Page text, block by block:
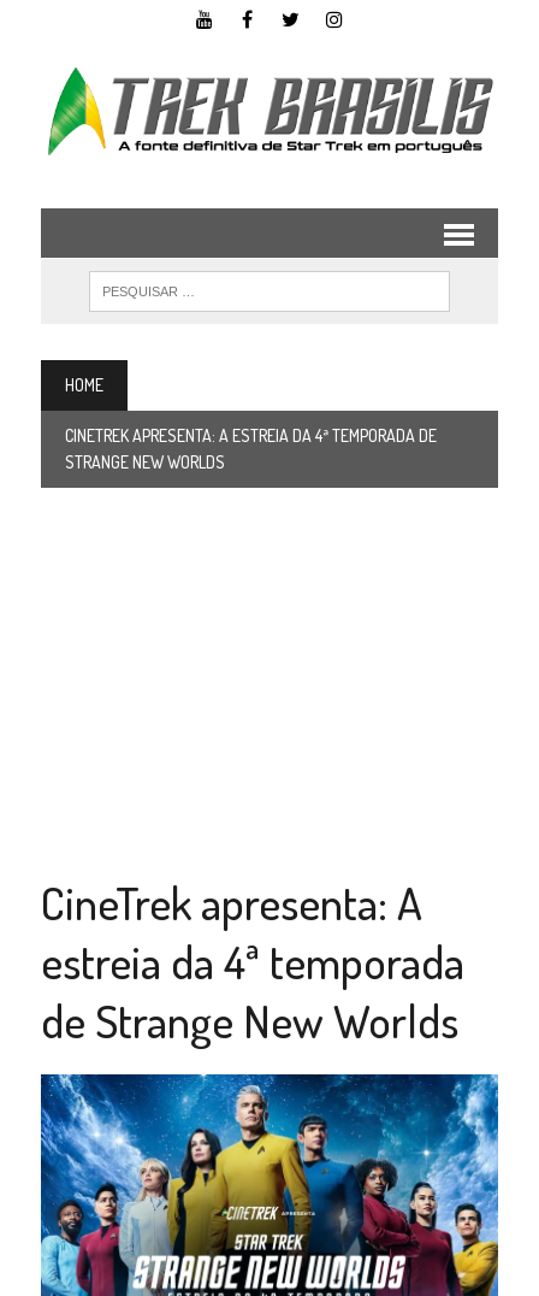
HOME
CINETREK APRESENTA: A ESTREIA DA 4ª TEMPORADA DE
STRANGE NEW WORLDS
CineTrek apresenta: A
estreia da 4ª temporada
de Strange New Worlds